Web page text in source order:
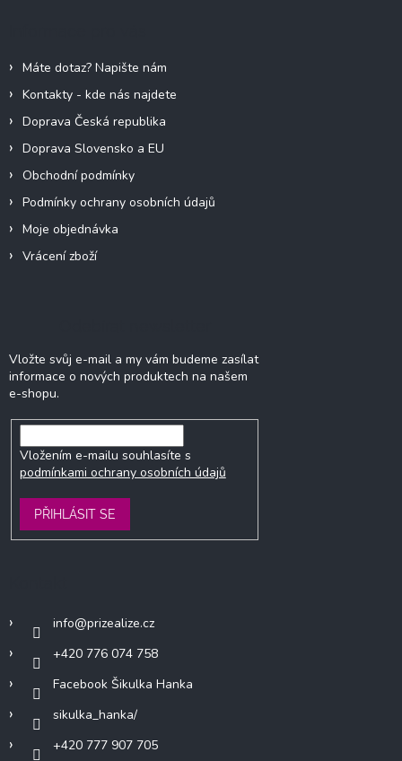
Máte dotaz? Napište nám
Kontakty - kde nás najdete
Doprava Česká republika
Doprava Slovensko a EU
Obchodní podmínky
Podmínky ochrany osobních údajů
Moje objednávka
Vrácení zboží
Vložte svůj e-mail a my vám budeme zasílat
informace o nových produktech na našem
e-shopu.
Vložením e-mailu souhlasíte s
podmínkami ochrany osobních údajů
PŘIHLÁSIT SE
info@prizealize.cz
+420 776 074 758
Facebook Šikulka Hanka
sikulka_hanka/
+420 777 907 705